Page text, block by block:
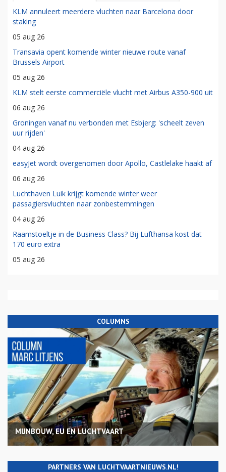
KLM annuleert meerdere vluchten naar Barcelona door
staking
05 aug 26
Transavia opent komende winter nieuwe route vanaf
Brussels Airport
05 aug 26
KLM stelt eerste commerciële vlucht met Airbus A350-900 uit
06 aug 26
Groningen vanaf nu verbonden met Esbjerg: 'scheelt zeven
uur rijden'
04 aug 26
easyJet wordt overgenomen door Apollo, Castlelake haakt af
06 aug 26
Luchthaven Luik krijgt komende winter weer
passagiersvluchten naar zonbestemmingen
04 aug 26
Raamstoeltje in de Business Class? Bij Lufthansa kost dat
170 euro extra
05 aug 26
COLUMNS
MIJNBOUW, EU EN LUCHTVAART
PARTNERS VAN LUCHTVAARTNIEUWS.NL!